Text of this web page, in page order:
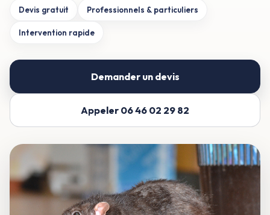
Devis gratuit Professionnels & particuliers
Intervention rapide
Demander un devis
Appeler 06 46 02 29 82